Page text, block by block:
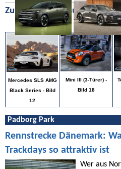
Zufällige Bilder aus unserer
Mercedes SLS AMG
Black Series - Bild
12
Mini III (3-Türer) -
Bild 18
Padborg Park
Rennstrecke Dänemark:
Trackdays so attraktiv ist
Wer aus